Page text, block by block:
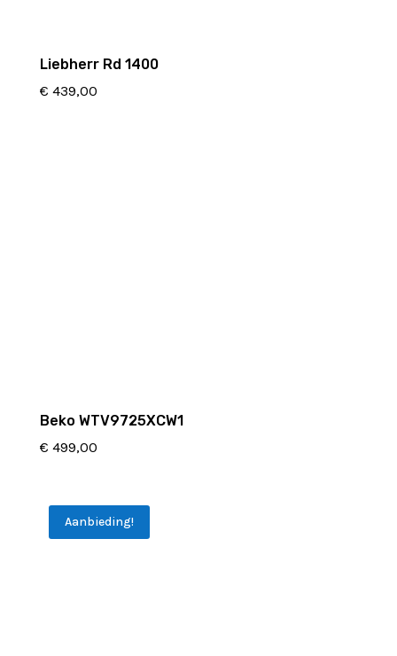
Liebherr Rd 1400
€ 439,00
Beko WTV9725XCW1
€ 499,00
Aanbieding!